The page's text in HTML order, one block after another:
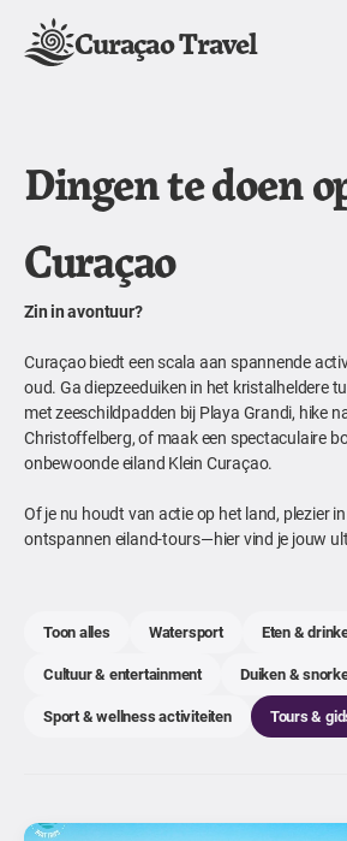
Curaçao Travel
Dingen te doen
Curaçao
Zin in avontuur?
Curaçao biedt een scala aan spannende
oud. Ga diepzeeduiken in het kristalheldere
met zeeschildpadden bij Playa Grandi, hike
Christoffelberg, of maak een spectaculaire
onbewoonde eiland Klein Curaçao.
Of je nu houdt van actie op het land, plezier
ontspannen eiland-tours—hier vind je jouw
Toon alles Watersport
Eten &
Cultuur & entertainment
Duiken &
Sport & wellness activiteiten
Tours &